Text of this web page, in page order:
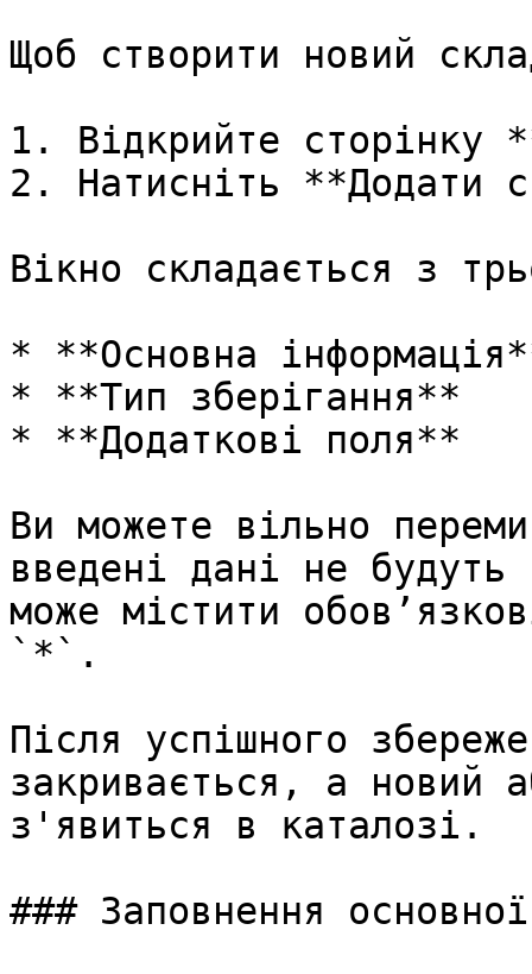
Щоб створити новий
1. Відкрийте сторінку
2. Натисніть **Додати
Вікно складається з
* **Основна
* **Тип зберігання**
* **Додаткові поля**
Ви можете вільно
введені дані не будуть
може містити
`*`.
Після успішного
закривається, а новий
з'явиться в каталозі.
### Заповнення